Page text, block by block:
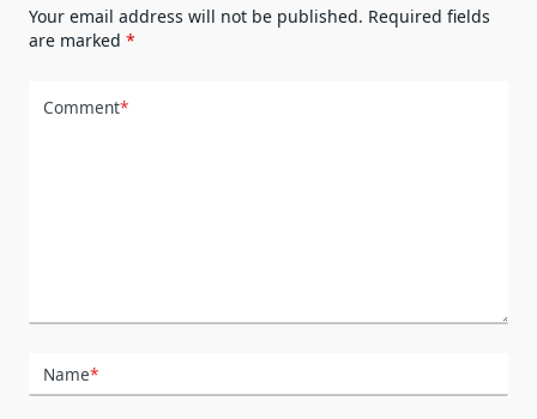
Your email address will not be published. Required fields
are marked *
Comment*
Name*